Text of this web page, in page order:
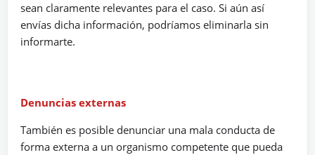
sean claramente relevantes para el caso. Si aún así
envías dicha información, podríamos eliminarla sin
informarte.
Denuncias externas
También es posible denunciar una mala conducta de
forma externa a un organismo competente que pueda